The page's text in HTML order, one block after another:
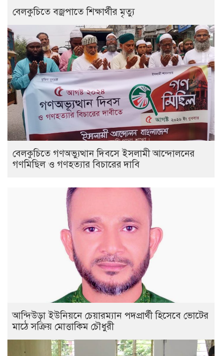
বেলকুচিতে বজ্রপাতে শিক্ষার্থীর মৃত্যু
বেলকুচিতে গণঅভ্যুত্থান দিবসে ইসলামী আন্দোলনের
গণমিছিল ও গণহত্যার বিচারের দাবি
আন্দিউড়া ইউনিয়নে চেয়ারম্যান পদপ্রার্থী হিসেবে ভোটের
মাঠে সক্রিয় মোত্তাকিম চৌধুরী